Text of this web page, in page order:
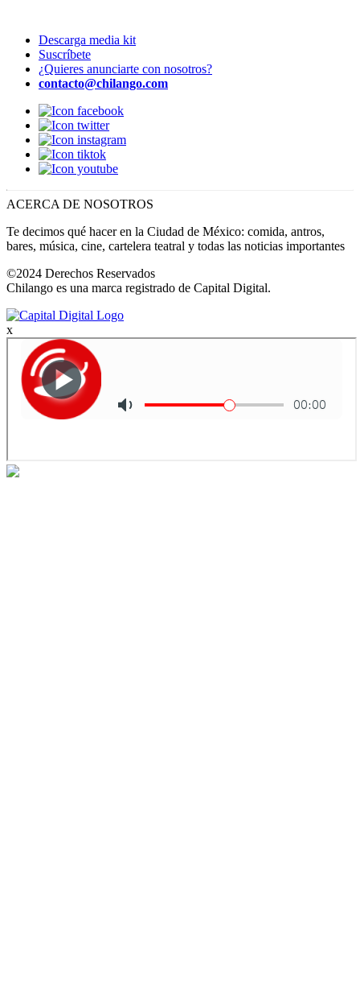
Descarga media kit
Suscríbete
¿Quieres anunciarte con nosotros?
contacto@chilango.com
ACERCA DE NOSOTROS
Te decimos qué hacer en la Ciudad de México: comida, antros,
bares, música, cine, cartelera teatral y todas las noticias importantes
©2024 Derechos Reservados
Chilango es una marca registrado de Capital Digital.
x